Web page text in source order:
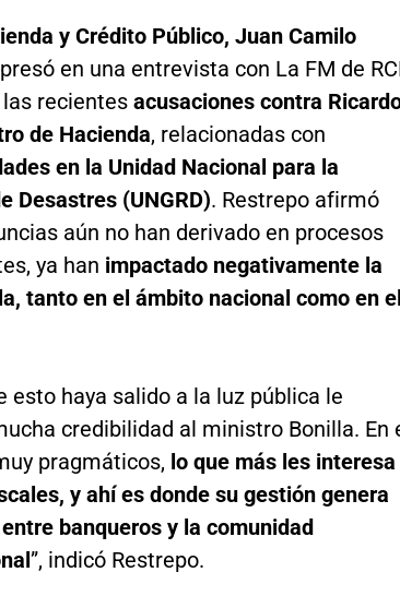
y Crédito Público, Juan Camilo
en una entrevista con La FM de
recientesacusaciones contra
de Hacienda, relacionadas con
en la Unidad Nacional para la
Desastres (UNGRD). Restrepo afirmó
aún no han derivado en procesos
ya han impactado negativamente la
tanto en el ámbito nacional como en
esto haya salido a la luz pública le
credibilidad al ministro Bonilla. En
pragmáticos, lo que más les interesa
y ahí es donde su gestión genera
banqueros y la comunidad
”, indicó Restrepo.